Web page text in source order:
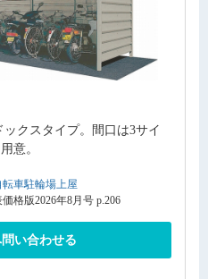
ックスタイプ。間口は3サイ
意。
転車駐輪場上屋
格版2026年8月号 p.206
い合わせる